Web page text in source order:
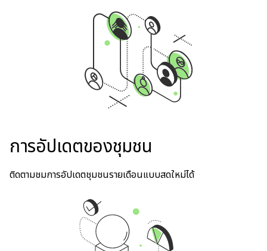
การอัปเดตของชุมชน
ติดตามชมการอัปเดตชุมชนรายเดือนแบบสดใหม่ได้